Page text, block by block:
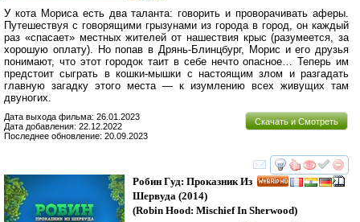
У кота Мориса есть два таланта: говорить и проворачивать аферы.
Путешествуя с говорящими грызунами из города в город, он каждый
раз «спасает» местных жителей от нашествия крыс (разумеется, за
хорошую оплату). Но попав в Дрянь-Блинцбург, Морис и его друзья
понимают, что этот городок таит в себе нечто опасное… Теперь им
предстоит сыграть в кошки-мышки с настоящим злом и разгадать
главную загадку этого места — к изумлению всех живущих там
двуногих.
Скачать и Смотреть
Дата выхода фильма: 26.01.2023
Дата добавления: 22.12.2022
Последнее обновление: 20.09.2023
смотреть
Робин Гуд: Проказник Из
Шервуда (2014)
(Robin Hood: Mischief In Sherwood)